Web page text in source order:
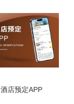
酒店预定APP